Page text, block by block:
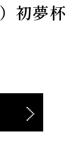
初夢杯